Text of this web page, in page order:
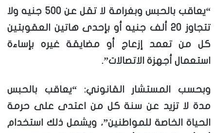
“يعاقب بالحبس وبغرامة لا تقل عن 500 جنيه ولا
تتجاوز 20 ألف جنيه أو بإحدى هاتين العقوبتين
كل من تعمد إزعاج أو مضايقة غيره بإساءة
استعمال أجهزة الاتصالات”.
وبحسب المستشار القانوني: “يعاقب بالحبس
مدة لا تزيد عن سنة كل من اعتدى على حرمة
الحياة الخاصة للمواطنين”، ويشمل ذلك استخدام